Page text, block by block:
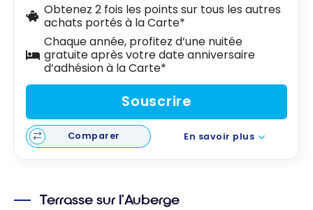
Obtenez 2 fois les points sur tous les autres
achats portés à la Carte*
Chaque année, profitez d’une nuitée
gratuite après votre date anniversaire
d’adhésion à la Carte*
Souscrire
Comparer En savoir plus
Terrasse sur l’Auberge